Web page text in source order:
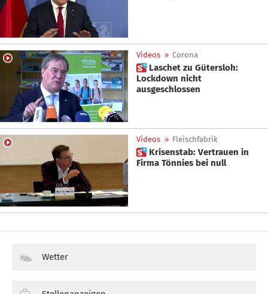
Videos » Corona
 Laschet zu Gütersloh:
Lockdown nicht
ausgeschlossen
Videos » Fleischfabrik
 Krisenstab: Vertrauen in
Firma Tönnies bei null
Wetter